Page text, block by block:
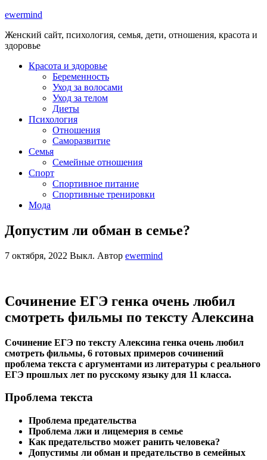
ewermind
Женский сайт, психология, семья, дети, отношения, красота и
здоровье
Красота и здоровье
Беременность
Уход за волосами
Уход за телом
Диеты
Психология
Отношения
Саморазвитие
Семья
Семейные отношения
Спорт
Спортивное питание
Спортивные тренировки
Мода
Допустим ли обман в семье?
7 октября, 2022 Выкл. Автор ewermind
Сочинение ЕГЭ генка очень любил
смотреть фильмы по тексту Алексина
Сочинение ЕГЭ по тексту Алексина генка очень любил
смотреть фильмы, 6 готовых примеров сочинений
проблема текста с аргументами из литературы с реального
ЕГЭ прошлых лет по русскому языку для 11 класса.
Проблема текста
Проблема предательства
Проблема лжи и лицемерия в семье
Как предательство может ранить человека?
Допустимы ли обман и предательство в семейных